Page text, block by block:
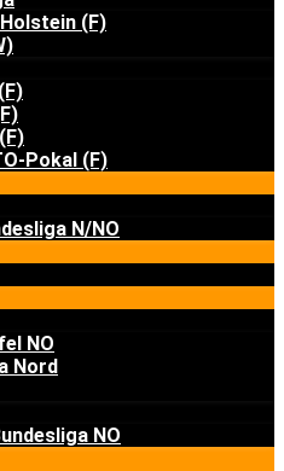
(F)
Pokal (F)
N/NO
NO
Nord
NO